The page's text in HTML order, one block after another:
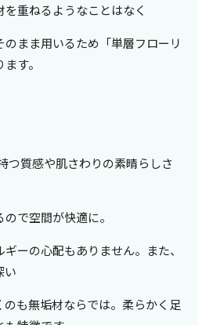
重ねるようなことはなく
まま用いるため「単層フローリ
す。
つ質感や肌さわりの素晴らしさ
で空間が快適に。
ーの心配もありません。また、
い
も無垢材ならでは。柔らかく足